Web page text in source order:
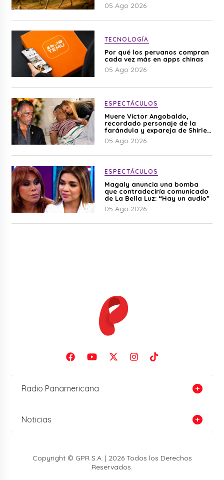
05 Ago 2026
TECNOLOGÍA
Por qué los peruanos compran
cada vez más en apps chinas
05 Ago 2026
ESPECTÁCULOS
Muere Víctor Angobaldo,
recordado personaje de la
farándula y expareja de Shirley
Cherres
05 Ago 2026
ESPECTÁCULOS
Magaly anuncia una bomba
que contradeciría comunicado
de La Bella Luz: “Hay un audio”
05 Ago 2026
Radio Panamericana
Noticias
Copyright © GPR S.A. | 2026 Todos los Derechos
Reservados.